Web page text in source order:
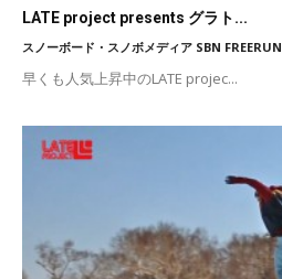
LATE project presents グラト...
スノーボード・スノボメディア SBN FREERUN
早くも人気上昇中のLATE projec...